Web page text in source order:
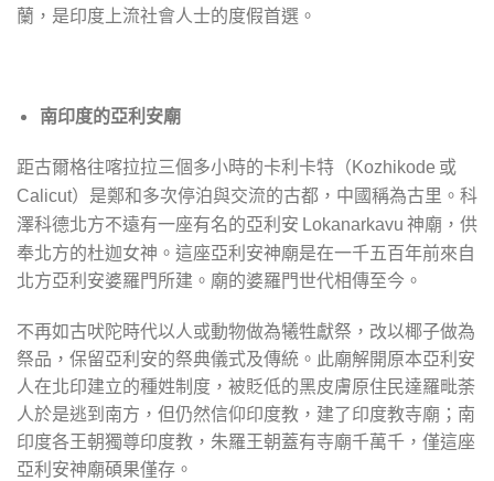
蘭，是印度上流社會人士的度假首選。
南印度的亞利安廟
距古爾格往喀拉拉三個多小時的卡利卡特（Kozhikode 或
Calicut）是鄭和多次停泊與交流的古都，中國稱為古里。科
澤科德北方不遠有一座有名的亞利安 Lokanarkavu 神廟，供
奉北方的杜迦女神。這座亞利安神廟是在一千五百年前來自
北方亞利安婆羅門所建。廟的婆羅門世代相傳至今。
不再如古吠陀時代以人或動物做為犧牲獻祭，改以椰子做為
祭品，保留亞利安的祭典儀式及傳統。此廟解開原本亞利安
人在北印建立的種姓制度，被貶低的黑皮膚原住民達羅毗荼
人於是逃到南方，但仍然信仰印度教，建了印度教寺廟；南
印度各王朝獨尊印度教，朱羅王朝蓋有寺廟千萬千，僅這座
亞利安神廟碩果僅存。